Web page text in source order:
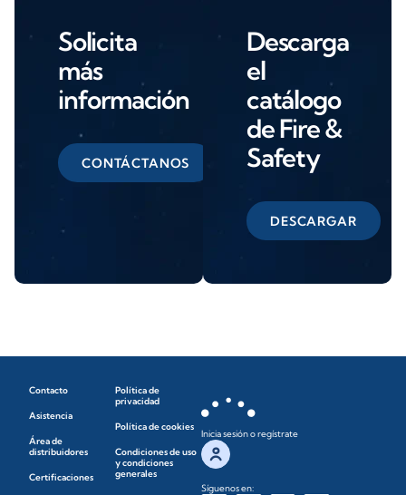
Solicita
más
información
CONTÁCTANOS
Descarga
el
catálogo
de Fire &
Safety
DESCARGAR
Contacto
Asistencia
Área de
distribuidores
Certificaciones
Política de
privacidad
Política de cookies
Condiciones de uso
y condiciones
generales
Inicia sesión o regístrate
Síguenos en: